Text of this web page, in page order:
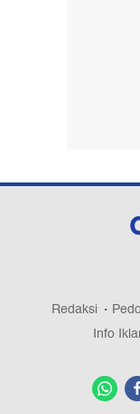
Redaksi
Info